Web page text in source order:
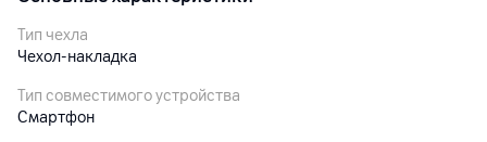
Тип чехла
Чехол-накладка
Тип совместимого устройства
Смартфон